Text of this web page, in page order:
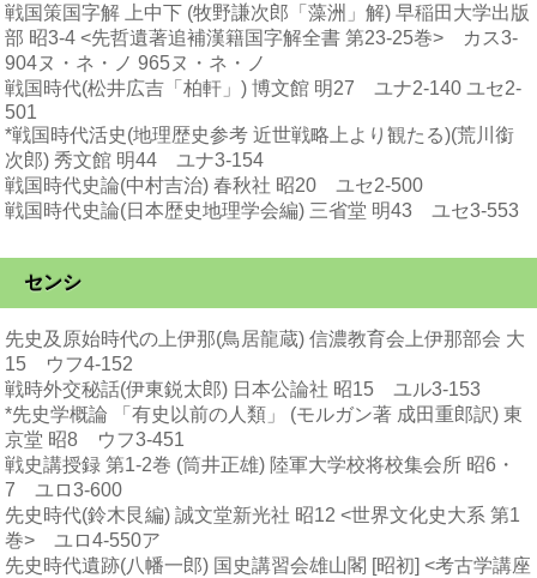
戦国策国字解 上中下 (牧野謙次郎「藻洲」解) 早稲田大学出版
部 昭3-4 <先哲遺著追補漢籍国字解全書 第23-25巻> カス3-
904ヌ・ネ・ノ 965ヌ・ネ・ノ
戦国時代(松井広吉「柏軒」) 博文館 明27 ユナ2-140 ユセ2-
501
*戦国時代活史(地理歴史参考 近世戦略上より観たる)(荒川銜
次郎) 秀文館 明44 ユナ3-154
戦国時代史論(中村吉治) 春秋社 昭20 ユセ2-500
戦国時代史論(日本歴史地理学会編) 三省堂 明43 ユセ3-553
センシ
先史及原始時代の上伊那(鳥居龍蔵) 信濃教育会上伊那部会 大
15 ウフ4-152
戦時外交秘話(伊東鋭太郎) 日本公論社 昭15 ユル3-153
*先史学概論 「有史以前の人類」 (モルガン著 成田重郎訳) 東
京堂 昭8 ウフ3-451
戦史講授録 第1-2巻 (筒井正雄) 陸軍大学校将校集会所 昭6・
7 ユロ3-600
先史時代(鈴木艮編) 誠文堂新光社 昭12 <世界文化史大系 第1
巻> ユロ4-550ア
先史時代遺跡(八幡一郎) 国史講習会雄山閣 [昭初] <考古学講座